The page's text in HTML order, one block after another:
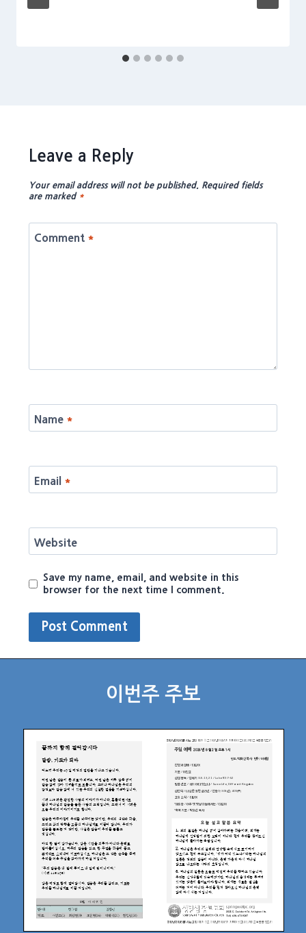
Leave a Reply
Your email address will not be published. Required fields
are marked *
Comment *
Name *
Email *
Website
Save my name, email, and website in this
browser for the next time I comment.
이번주 주보